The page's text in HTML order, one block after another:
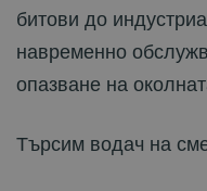
битови до
навременно
опазване на
Търсим водач на